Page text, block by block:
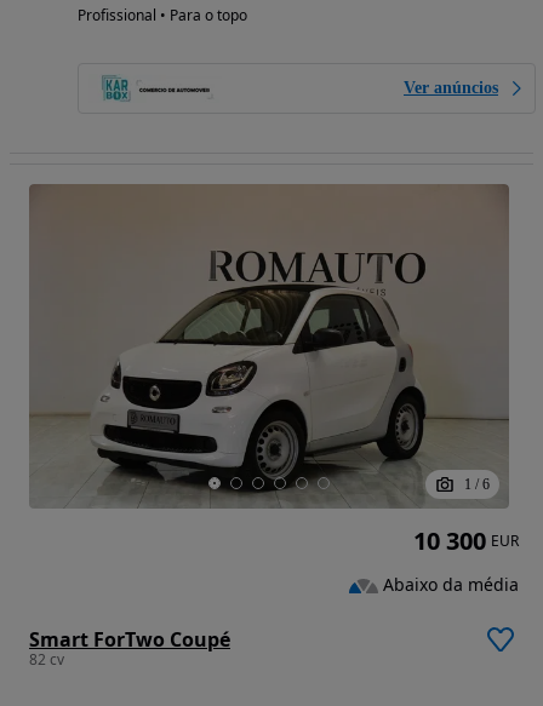
Profissional • Para o topo
Ver anúncios
1 / 6
Smart ForTwo Coupé
82 cv
10 300 EUR
Abaixo da média